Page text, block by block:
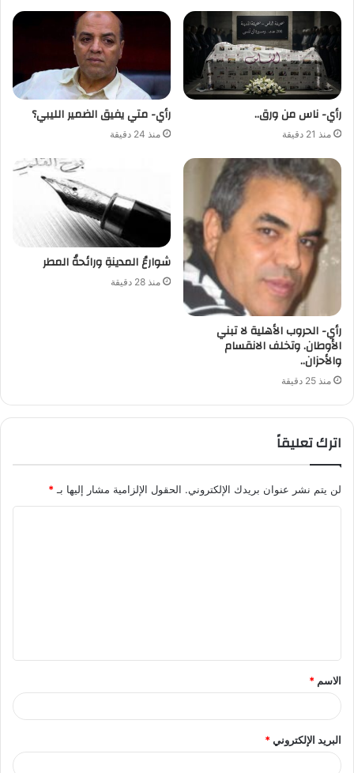
رأي- ناس من ورق..
منذ 21 دقيقة
رأي- متي يفيق الضمير الليبي؟
منذ 24 دقيقة
رأي- الحروب الأهلية لا تبني
الأوطان. وتخلف الانقسام
والأحزان..
منذ 25 دقيقة
شوارعُ المدينةِ ورائحةُ المطر
منذ 28 دقيقة
اترك تعليقاً
لن يتم نشر عنوان بريدك الإلكتروني. الحقول الإلزامية مشار إليها بـ*
ق
*
الاسم *
البريد الإلكتروني*